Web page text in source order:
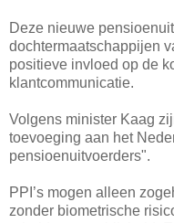
Deze nieuwe
dochtermaatschappijen
positieve invloed op de
klantcommunicatie.
Volgens minister Kaag
toevoeging aan het
pensioenuitvoerders".
PPI’s mogen alleen
zonder biometrische